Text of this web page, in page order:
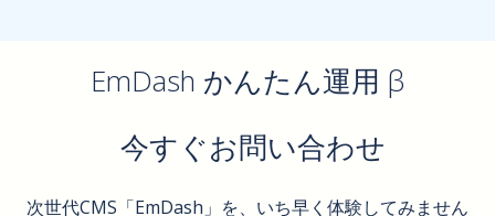
EmDash かんたん運用 β
今すぐお問い合わせ
次世代CMS「EmDash」を、いち早く体験してみません